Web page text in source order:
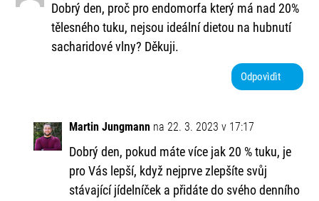
Dobrý den, proč pro endomorfa který má nad 20%
tělesného tuku, nejsou ideální dietou na hubnutí
sacharidové vlny? Děkuji.
Odpovìdìt
Martin Jungmann na 22. 3. 2023 v 17:17
Dobrý den, pokud máte více jak 20 % tuku, je
pro Vás lepší, když nejprve zlepšíte svůj
stávající jídelníček a přidáte do svého denního